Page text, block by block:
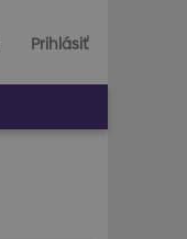
Prihlásiť